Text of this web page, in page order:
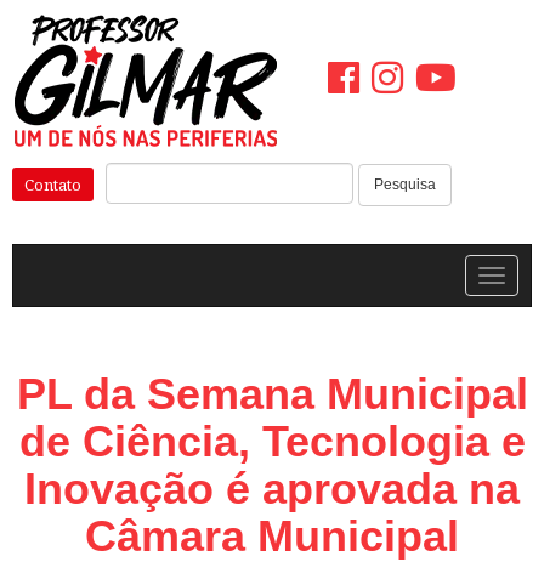
Pular
para
o
conteúdo
Pesquisa
Contato
PL da Semana Municipal
de Ciência, Tecnologia e
Inovação é aprovada na
Câmara Municipal